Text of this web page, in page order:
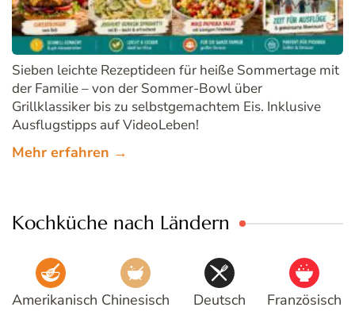
Sieben leichte Rezeptideen für heiße Sommertage mit
der Familie – von der Sommer-Bowl über
Grillklassiker bis zu selbstgemachtem Eis. Inklusive
Ausflugstipps auf VideoLeben!
Mehr erfahren →
Kochküche nach Ländern
Amerikanisch Chinesisch Deutsch Französisch